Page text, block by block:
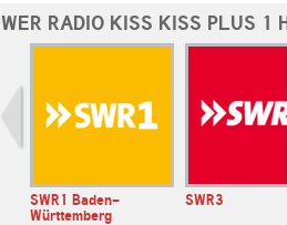
WER RADIO KISS KISS PLUS 1
SWR1 Baden-
Württemberg
SWR3